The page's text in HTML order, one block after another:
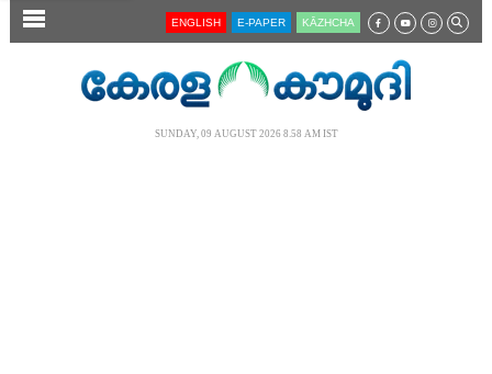
SECTIONS ENGLISH E-PAPER KĀZHCHA
SUNDAY, 09 AUGUST 2026 8.58 AM IST